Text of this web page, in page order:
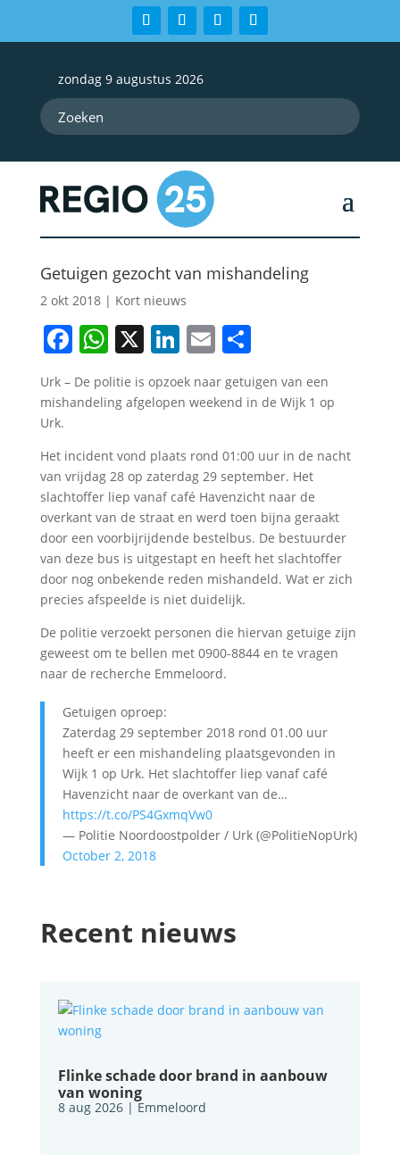
zondag 9 augustus 2026
Getuigen gezocht van mishandeling
2 okt 2018| Kort nieuws
Facebook
WhatsApp
X LinkedIn
EmailDelen
Urk – De politie is opzoek naar getuigen van een
mishandeling afgelopen weekend in de Wijk 1 op
Urk.
Het incident vond plaats rond 01:00 uur in de nacht
van vrijdag 28 op zaterdag 29 september. Het
slachtoffer liep vanaf café Havenzicht naar de
overkant van de straat en werd toen bijna geraakt
door een voorbijrijdende bestelbus. De bestuurder
van deze bus is uitgestapt en heeft het slachtoffer
door nog onbekende reden mishandeld. Wat er zich
precies afspeelde is niet duidelijk.
De politie verzoekt personen die hiervan getuige zijn
geweest om te bellen met 0900-8844 en te vragen
naar de recherche Emmeloord.
Getuigen oproep:
Zaterdag 29 september 2018 rond 01.00 uur
heeft er een mishandeling plaatsgevonden in
Wijk 1 op Urk. Het slachtoffer liep vanaf café
Havenzicht naar de overkant van de…
https://t.co/PS4GxmqVw0
— Politie Noordoostpolder / Urk (@PolitieNopUrk)
October 2, 2018
Recent nieuws
Flinke schade door brand in aanbouw
van woning
8 aug 2026| Emmeloord